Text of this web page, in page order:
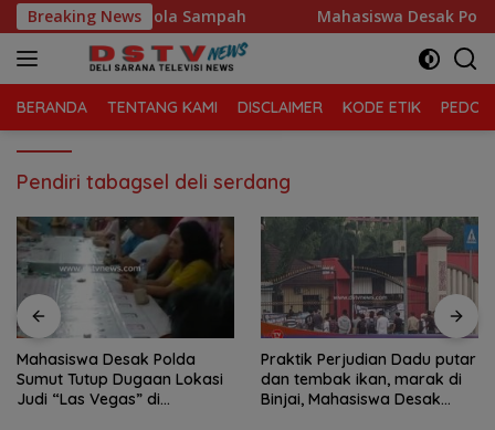
Langsung
ke
konten
Breaking News
Morawa Kelola Sampah Mahasiswa Desak Polda
BERANDA TENTANG KAMI DISCLAIMER KODE ETIK
Pendiri tabagsel deli serdang
Mahasiswa Desak Polda
Sumut Tutup Dugaan Lokasi
Judi “Las Vegas” di
Praktik Perjudian Dadu putar
dan tembak ikan, marak di
Binjai, Mahasiswa Desak